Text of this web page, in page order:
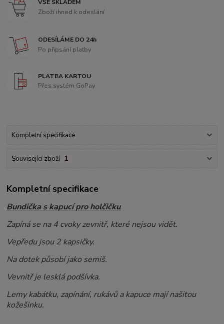
VŠE SKLADEM
Zboží ihned k odeslání
ODESÍLÁME DO 24h
Po připsání platby
PLATBA KARTOU
Přes systém GoPay
Kompletní specifikace
Související zboží 1
Kompletní specifikace
Bundička s kapucí pro holčičku
Zapíná se na 4 cvoky zevnitř, které nejsou vidět.
Vepředu jsou 2 kapsičky.
Na dotek působí jako semiš.
Vevnitř je lesklá podšívka.
Lemy kabátku, zapínání, rukávů a kapuce mají našitou
kožešinku.